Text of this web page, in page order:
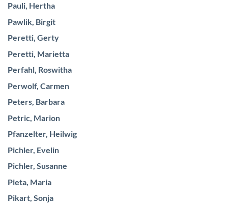
Pauli, Hertha
Pawlik, Birgit
Peretti, Gerty
Peretti, Marietta
Perfahl, Roswitha
Perwolf, Carmen
Peters, Barbara
Petric, Marion
Pfanzelter, Heilwig
Pichler, Evelin
Pichler, Susanne
Pieta, Maria
Pikart, Sonja